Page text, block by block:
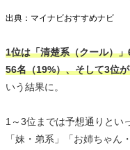
出典：マイナビおすすめナビ
1位は「清楚系（クール）
56名（19%）、そして3位
いう結果に。
1～3位までは予想通りとい
「妹・弟系」「お姉ちゃ